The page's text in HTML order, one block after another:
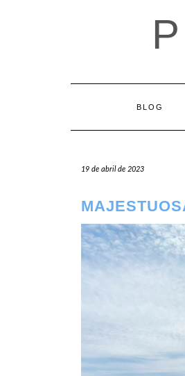
BLOG
19 de abril de 2023